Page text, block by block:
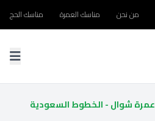
من نحن مناسك العمرة مناسك الحج
عمرة شوال - الخطوط السعودية